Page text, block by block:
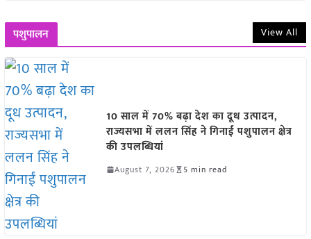
पशुपालन View All
10 साल में 70% बढ़ा देश का दूध उत्पादन,
राज्यसभा में ललन सिंह ने गिनाईं पशुपालन क्षेत्र
की उपलब्धियां
August 7, 2026 5 min read